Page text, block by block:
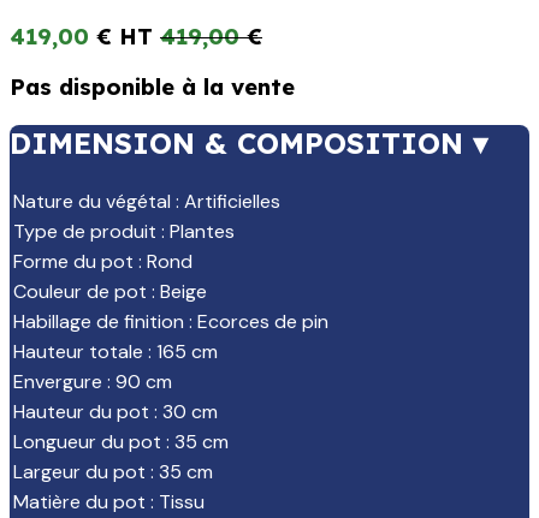
419,00 € 419,00€
Pas disponible à la vente
DIMENSION & COMPOSITION ▾
Nature du végétal : Artificielles
Type de produit : Plantes
Forme du pot : Rond
Couleur de pot : Beige
Habillage de finition : Ecorces de pin
Hauteur totale : 165 cm
Envergure : 90 cm
Hauteur du pot : 30 cm
Longueur du pot : 35 cm
Largeur du pot : 35 cm
Matière du pot : Tissu